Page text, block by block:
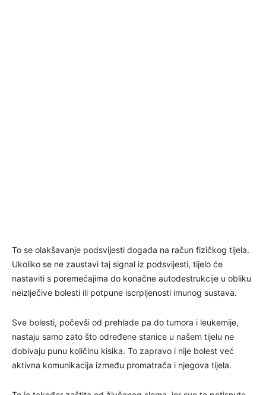
To se olakšavanje podsvijesti događa na račun fizičkog tijela.
Ukoliko se ne zaustavi taj signal iz podsvijesti, tijelo će
nastaviti s poremećajima do konačne autodestrukcije u obliku
neizlječive bolesti ili potpune iscrpljenosti imunog sustava.
Sve bolesti, počevši od prehlade pa do tumora i leukemije,
nastaju samo zato što određene stanice u našem tijelu ne
dobivaju punu količinu kisika. To zapravo i nije bolest već
aktivna komunikacija između promatrača i njegova tijela.